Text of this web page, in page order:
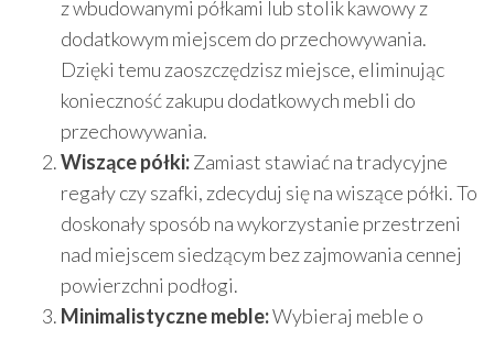
z wbudowanymi półkami lub stolik kawowy z
dodatkowym miejscem do przechowywania.
Dzięki temu zaoszczędzisz miejsce, eliminując
konieczność zakupu dodatkowych mebli do
przechowywania.
Wiszące półki:Zamiast stawiać na tradycyjne
regały czy szafki, zdecyduj się na wiszące półki. To
doskonały sposób na wykorzystanie przestrzeni
nad miejscem siedzącym bez zajmowania cennej
powierzchni podłogi.
Minimalistyczne meble:Wybieraj meble o